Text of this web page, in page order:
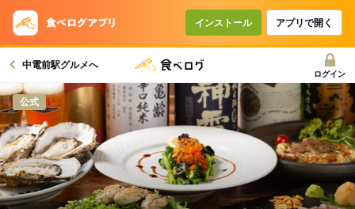
インストール アプリで開く
中電前駅グルメへ
ログイン
公式
コースで使えるクーポン
戻る
クーポンを利用せず予約する